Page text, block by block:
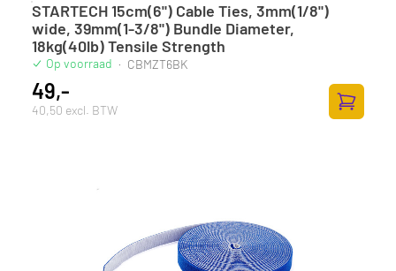
STARTECH 15cm(6") Cable Ties, 3mm(1/8")
wide, 39mm(1-3/8") Bundle Diameter,
18kg(40lb) Tensile Strength
Op voorraad · CBMZT6BK
49,-
40,50 excl. BTW